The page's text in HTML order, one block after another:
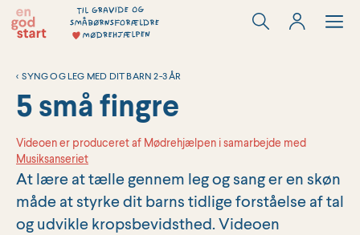
Hop
< SYNG OG LEG MED DIT BARN 2-3 ÅR
5 små fingre
Videoen er produceret af Mødrehjælpen i samarbejde med
Musiksanseriet
At lære at tælle gennem leg og sang er en skøn
måde at styrke dit barns tidlige forståelse af tal
og udvikle kropsbevidsthed. Videoen